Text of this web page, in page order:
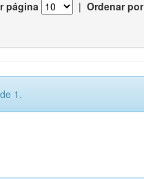
página | Ordenar por
1.